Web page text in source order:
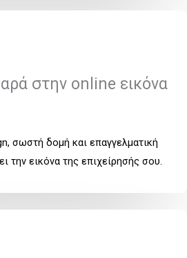
στην online εικόνα
σωστή δομή και επαγγελματική
την εικόνα της επιχείρησής σου.